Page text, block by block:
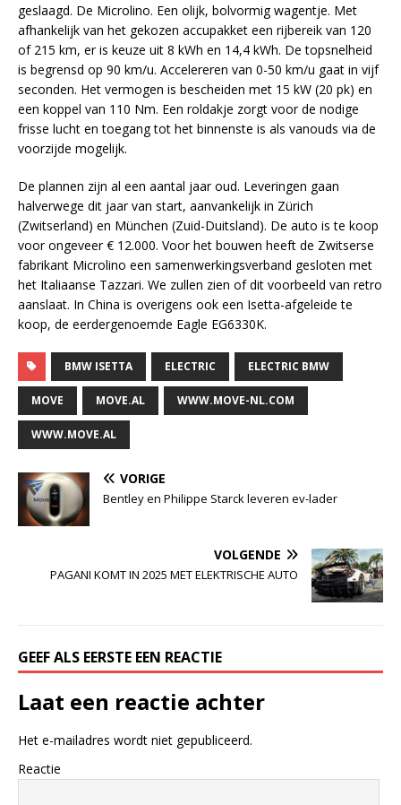
geslaagd. De Microlino. Een olijk, bolvormig wagentje. Met
afhankelijk van het gekozen accupakket een rijbereik van 120
of 215 km, er is keuze uit 8 kWh en 14,4 kWh. De topsnelheid
is begrensd op 90 km/u. Accelereren van 0-50 km/u gaat in vijf
seconden. Het vermogen is bescheiden met 15 kW (20 pk) en
een koppel van 110 Nm. Een roldakje zorgt voor de nodige
frisse lucht en toegang tot het binnenste is als vanouds via de
voorzijde mogelijk.
De plannen zijn al een aantal jaar oud. Leveringen gaan
halverwege dit jaar van start, aanvankelijk in Zürich
(Zwitserland) en München (Zuid-Duitsland). De auto is te koop
voor ongeveer € 12.000. Voor het bouwen heeft de Zwitserse
fabrikant Microlino een samenwerkingsverband gesloten met
het Italiaanse Tazzari. We zullen zien of dit voorbeeld van retro
aanslaat. In China is overigens ook een Isetta-afgeleide te
koop, de eerdergenoemde Eagle EG6330K.
BMW ISETTA ELECTRIC ELECTRIC BMW
MOVE MOVE.AL WWW.MOVE-NL.COM
WWW.MOVE.AL
VORIGE
Bentley en Philippe Starck leveren ev-lader
VOLGENDE
PAGANI KOMT IN 2025 MET ELEKTRISCHE AUTO
GEEF ALS EERSTE EEN REACTIE
Laat een reactie achter
Het e-mailadres wordt niet gepubliceerd.
Reactie